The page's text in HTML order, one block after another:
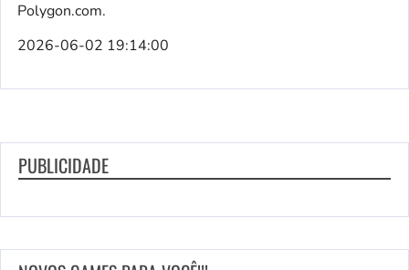
Polygon.com.
2026-06-02 19:14:00
PUBLICIDADE